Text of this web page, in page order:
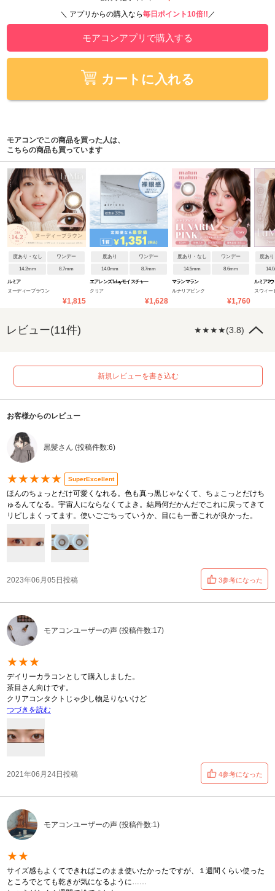
＼ アプリからの購入なら毎日ポイント10倍!! ／
モアコンアプリで購入する
カートに入れる
モアコンでこの商品を買った人は、
こちらの商品も買っています
度あり・なし ワンデー
14.2mm 8.7mm
ルミア
ヌーディーブラウン
¥1,815
度あり ワンデー
14.0mm 8.7mm
エアレンズ 1day モイスチャー
クリア
¥1,628
度あり・なし ワンデー
14.5mm 8.6mm
マランマラン
ルナリアピンク
¥1,760
度あ
ルミア2ウ
スウィー
レビュー(11件) ★★★★(3.8)
新規レビューを書き込む
お客様からのレビュー
黒髪さん (投稿件数:6)
★★★★★ SuperExcellent
ほんのちょっとだけ可愛くなれる。色も真っ黒じゃなくて、ちょこっとだけち
ゅるんてなる。宇宙人にならなくてよき。結局何だかんだでこれに戻ってきて
リピしまくってます。使いごごちっていうか、目にも一番これが良かった。
2023年06月05日投稿 3参考になった
モアコンユーザーの声 (投稿件数:17)
★★★
デイリーカラコンとして購入しました。
茶目さん向けです。
クリアコンタクトじゃ少し物足りないけど
つづきを読む
2021年06月24日投稿 4参考になった
モアコンユーザーの声 (投稿件数:1)
★★
サイズ感もよくてできればこのまま使いたかったですが、１週間くらい使った
ところでとても乾きが気になるように……